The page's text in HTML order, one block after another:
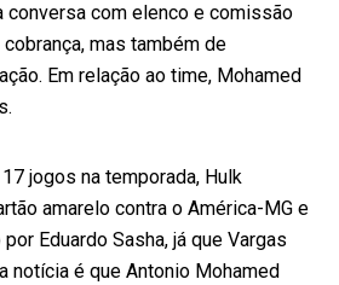
conversa com elenco e comissão
mas também de
Em relação ao time, Mohamed
jogos na temporada, Hulk
amarelo contra o América-MG e
Eduardo Sasha, já que Vargas
notícia é que Antonio Mohamed